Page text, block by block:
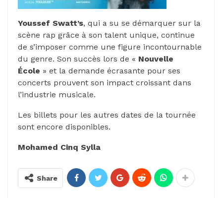
Youssef Swatt’s, qui a su se démarquer sur la
scène rap grâce à son talent unique, continue
de s’imposer comme une figure incontournable
du genre. Son succès lors de « Nouvelle
École » et la demande écrasante pour ses
concerts prouvent son impact croissant dans
l’industrie musicale.
Les billets pour les autres dates de la tournée
sont encore disponibles.
Mohamed Cinq Sylla
Share